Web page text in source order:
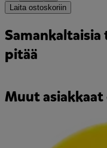
Laita ostoskoriin
pitää
Muut